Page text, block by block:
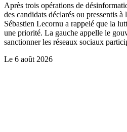
Après trois opérations de
des candidats déclarés ou pressentis
Sébastien Lecornu a rappelé que la
une priorité. La gauche appelle le
sanctionner les réseaux sociaux
Le 6 août 2026